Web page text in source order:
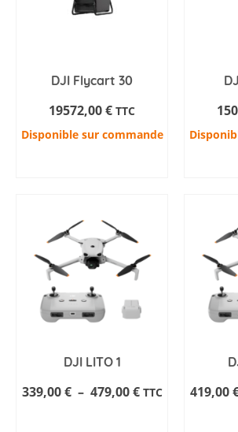
DJI Flycart 30
19572,00€ TTC
Disponible sur commande
DJI LITO 1
339,00€ – 479,00€Plage
TTC 419,00